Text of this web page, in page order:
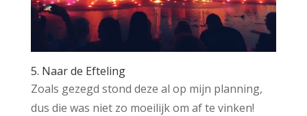
5. Naar de Efteling
Zoals gezegd stond deze al op mijn planning,
dus die was niet zo moeilijk om af te vinken!